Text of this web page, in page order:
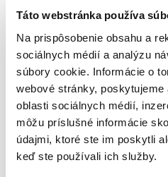
Nezáväzná objednávka
Meno:
Email:*
Telefón: *
Táto webstránka používa
Na prispôsobenie obsahu a
sociálnych médií a analýzu
súbory cookie. Informácie o
webové stránky,
oblasti sociálnych médií,
môžu príslušné informácie
údajmi, ktoré ste im poskytli
keď ste používali ich služby.